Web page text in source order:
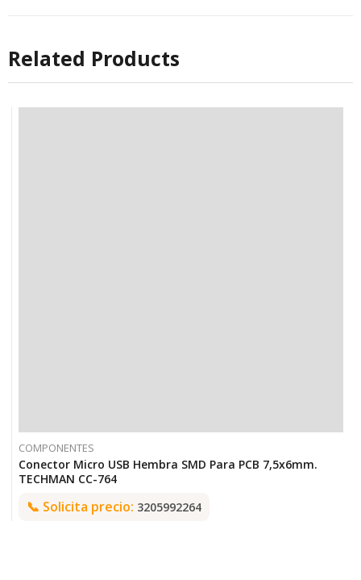
Related Products
COMPONENTES
Conector Micro USB Hembra SMD Para PCB 7,5x6mm.
TECHMAN CC-764
📞 Solicita precio: 3205992264